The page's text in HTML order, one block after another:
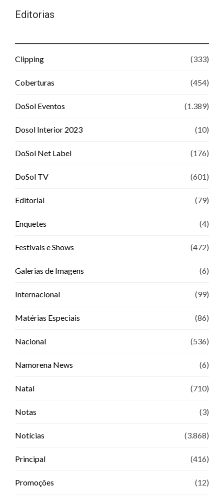
Editorias
Clipping (333)
Coberturas (454)
DoSol Eventos (1.389)
Dosol Interior 2023 (10)
DoSol Net Label (176)
DoSol TV (601)
Editorial (79)
Enquetes (4)
Festivais e Shows (472)
Galerias de Imagens (6)
Internacional (99)
Matérias Especiais (86)
Nacional (536)
Namorena News (6)
Natal (710)
Notas (3)
Notícias (3.868)
Principal (416)
Promoções (12)